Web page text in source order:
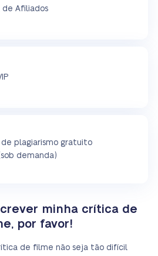
de Afiliados
de plagiarismo gratuito
demanda)
minha crítica de
por favor!
de filme não seja tão difícil